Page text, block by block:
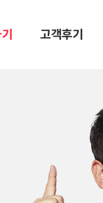
고객후기